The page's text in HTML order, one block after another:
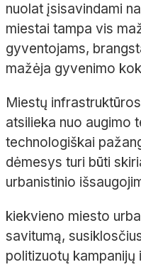
nuolat įsisavindami
miestai tampa vis
gyventojams,
mažėja gyvenimo
Miestų
atsilieka nuo augimo
technologiškai
dėmesys turi būti
urbanistinio
kiekvieno miesto
savitumą,
politizuotų